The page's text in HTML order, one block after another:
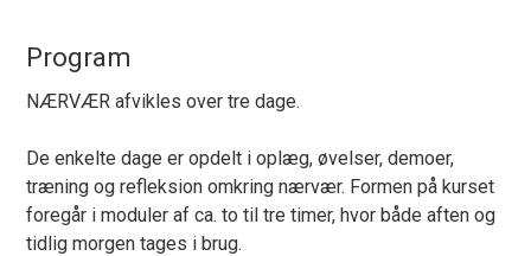
Program
NÆRVÆR afvikles over tre dage.
De enkelte dage er opdelt i oplæg, øvelser, demoer,
træning og refleksion omkring nærvær. Formen på kurset
foregår i moduler af ca. to til tre timer, hvor både aften og
tidlig morgen tages i brug.